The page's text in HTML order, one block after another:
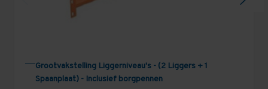
Grootvakstelling Liggerniveau's - (2 Liggers + 1
Spaanplaat) - Inclusief borgpennen